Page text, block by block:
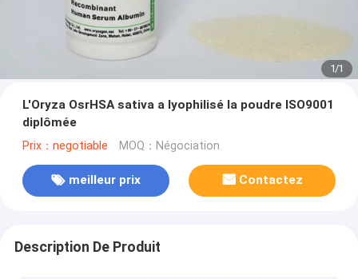
1/1
L'Oryza OsrHSA sativa a lyophilisé la poudre ISO9001
diplômée
Prix：negotiable MOQ：Négociation
meilleur prix Contactez
Description De Produit